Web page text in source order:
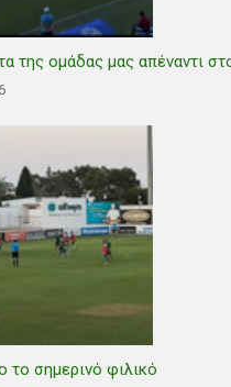
της ομάδας μας απέναντι
το σημερινό φιλικό